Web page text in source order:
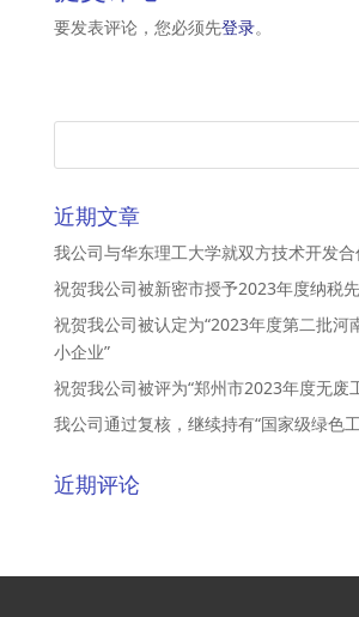
要发表评论，您必须先登录。
近期文章
我公司与华东理工大学就双方技术开发
祝贺我公司被新密市授予2023年度纳税
祝贺我公司被认定为“2023年度第二批河
小企业”
祝贺我公司被评为“郑州市2023年度无废
我公司通过复核，继续持有“国家级绿色
近期评论